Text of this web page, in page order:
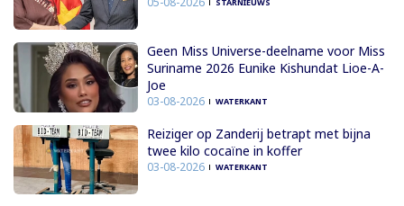
Geen Miss Universe-deelname voor Miss
Suriname 2026 Eunike Kishundat Lioe-A-
Joe
03-08-2026 WATERKANT
Reiziger op Zanderij betrapt met bijna
twee kilo cocaïne in koffer
03-08-2026 WATERKANT